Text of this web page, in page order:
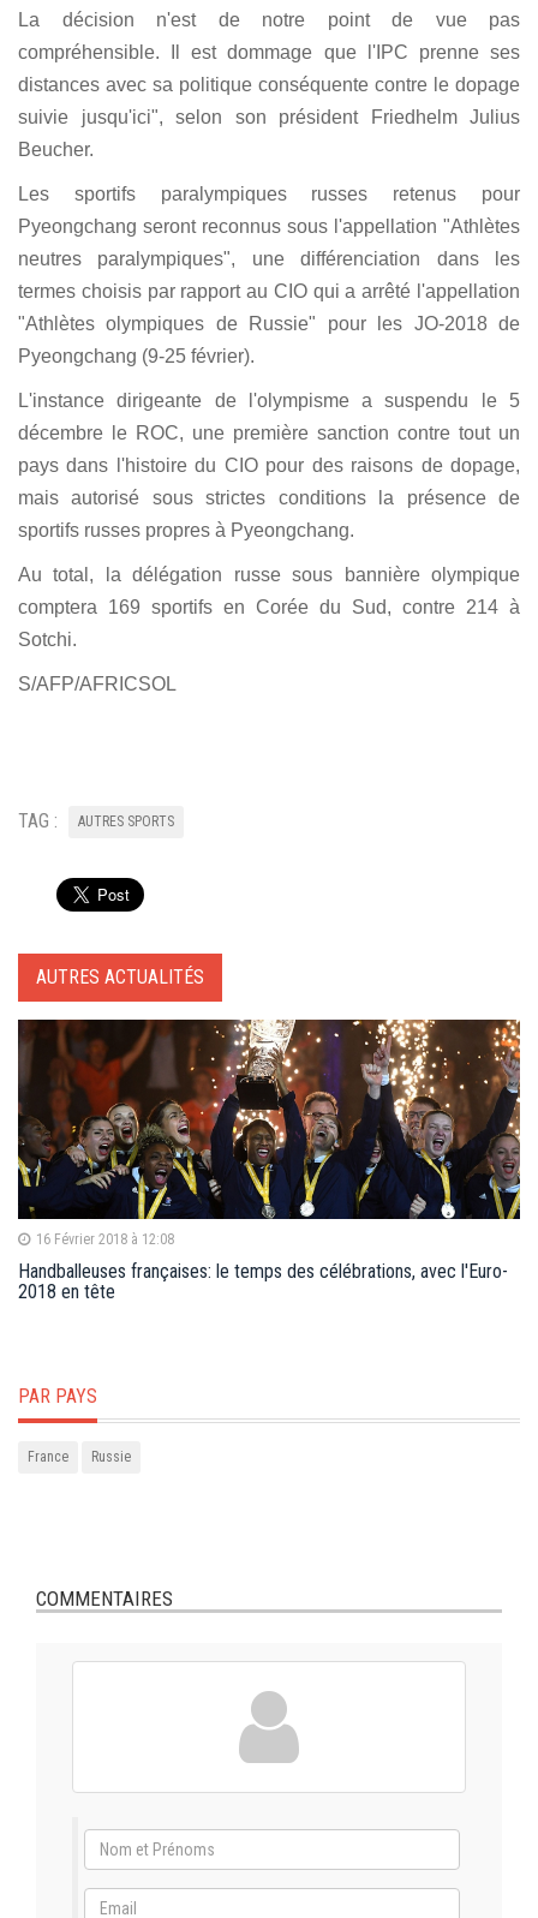
La décision n'est de notre point de vue pas
compréhensible. Il est dommage que l'IPC prenne ses
distances avec sa politique conséquente contre le dopage
suivie jusqu'ici", selon son président Friedhelm Julius
Beucher.
Les sportifs paralympiques russes retenus pour
Pyeongchang seront reconnus sous l'appellation "Athlètes
neutres paralympiques", une différenciation dans les
termes choisis par rapport au CIO qui a arrêté l'appellation
"Athlètes olympiques de Russie" pour les JO-2018 de
Pyeongchang (9-25 février).
L'instance dirigeante de l'olympisme a suspendu le 5
décembre le ROC, une première sanction contre tout un
pays dans l'histoire du CIO pour des raisons de dopage,
mais autorisé sous strictes conditions la présence de
sportifs russes propres à Pyeongchang.
Au total, la délégation russe sous bannière olympique
comptera 169 sportifs en Corée du Sud, contre 214 à
Sotchi.
S/AFP/AFRICSOL
TAG : AUTRES SPORTS
AUTRES ACTUALITÉS
16 Février 2018 à 12:08
Handballeuses françaises: le temps des célébrations, avec l'Euro-
2018 en tête
PAR PAYS
France Russie
COMMENTAIRES